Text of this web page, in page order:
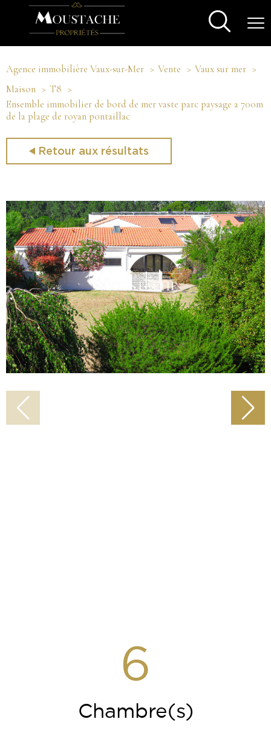
Agence immobilière Vaux-sur-Mer Vente
Vaux sur mer
Maison
T8
Ensemble immobilier de bord de mer vaste parc paysage a 700m
de la plage de royan pontaillac
Retour aux résultats
6
Chambre(s)